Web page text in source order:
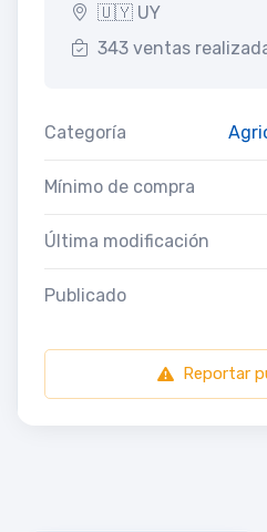
🇺🇾 UY
343 ventas
Categoría
Mínimo de compra
Última modificación
Publicado
Reportar